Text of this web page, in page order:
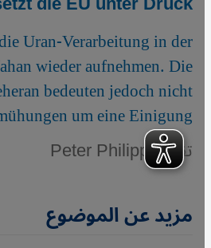
Uran-Verarbeitung in der
wieder aufnehmen. Die
bedeuten jedoch nicht
um eine Einigung.
تقرير: Peter Philipp
مزيد عن الموضوع